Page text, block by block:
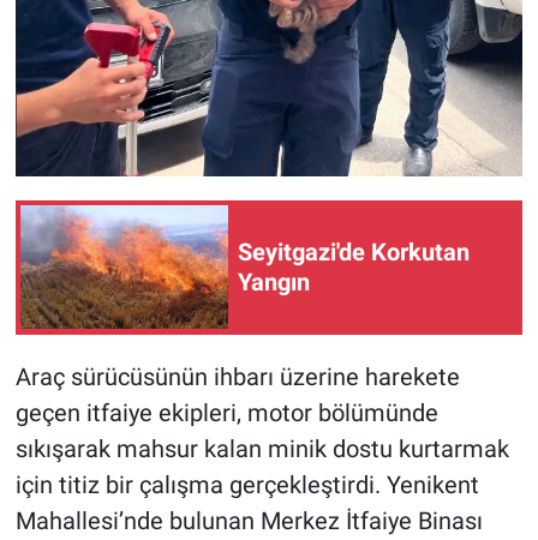
Seyitgazi'de Korkutan
Yangın
Araç sürücüsünün ihbarı üzerine harekete
geçen itfaiye ekipleri, motor bölümünde
sıkışarak mahsur kalan minik dostu kurtarmak
için titiz bir çalışma gerçekleştirdi. Yenikent
Mahallesi’nde bulunan Merkez İtfaiye Binası